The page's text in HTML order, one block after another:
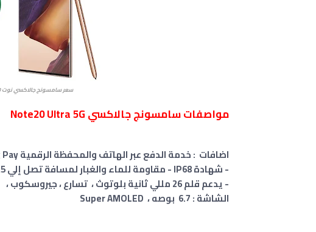
سعر سامسونج جالاكسي نوت 20 الترا 5G في السعودية
مواصفات سامسونج جالاكسي Note20 Ultra 5G
اضافات : خدمة الدفع عبر الهاتف والمحفظة الرقمية Samsung Pay ل (Visa, MasterCard certified) ،
- شهادة IP68 - مقاومة للماء والغبار لمسافة تصل إلي 1.5 متر ولمدة تصل إلي 30 دقيقة
- يدعم قلم 26 مللي ثانية بلوتوث ، تسارع ، جيروسكوب ،
الشاشة : 6.7 بوصه ، Super AMOLED